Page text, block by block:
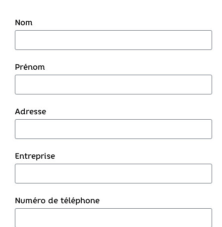
Nom
Prénom
Adresse
Entreprise
Numéro de téléphone